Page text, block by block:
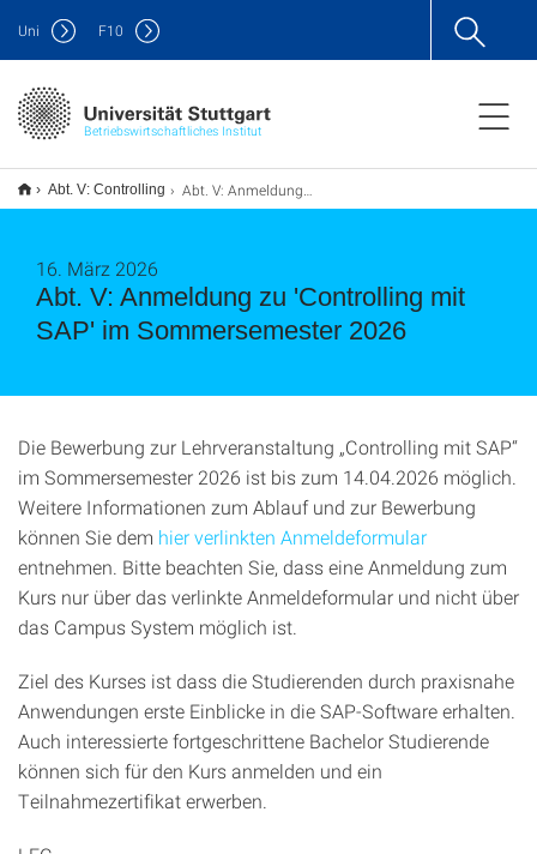
Betriebswirtschaftliches Institut
Uni F10
Abt. V: Controlling Abt. V: Anmeldung zu 'Controlling mit SAP' im Sommersemester 2026
Abt. V: Anmeldung zu 'Controlling mit
SAP' im Sommersemester 2026
16. März 2026
Die Bewerbung zur Lehrveranstaltung „Controlling mit SAP“
im Sommersemester 2026 ist bis zum 14.04.2026 möglich.
Weitere Informationen zum Ablauf und zur Bewerbung
können Sie dem hier verlinkten Anmeldeformular
entnehmen. Bitte beachten Sie, dass eine Anmeldung zum
Kurs nur über das verlinkte Anmeldeformular und nicht über
das Campus System möglich ist.
Ziel des Kurses ist dass die Studierenden durch praxisnahe
Anwendungen erste Einblicke in die SAP-Software erhalten.
Auch interessierte fortgeschrittene Bachelor Studierende
können sich für den Kurs anmelden und ein
Teilnahmezertifikat erwerben.